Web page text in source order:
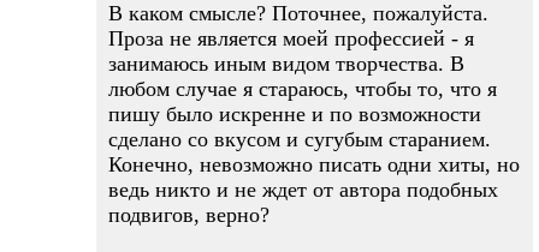
В каком смысле? Поточнее, пожалуйста.
Проза не является моей профессией - я
занимаюсь иным видом творчества. В
любом случае я стараюсь, чтобы то, что я
пишу было искренне и по возможности
сделано со вкусом и сугубым старанием.
Конечно, невозможно писать одни хиты, но
ведь никто и не ждет от автора подобных
подвигов, верно?